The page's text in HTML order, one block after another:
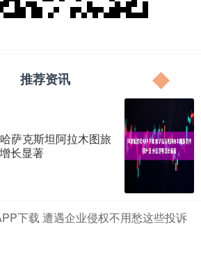
推荐资讯
萨克斯坦阿拉木图旅
长显著
下载 遭遇企业侵权不用愁这些投诉